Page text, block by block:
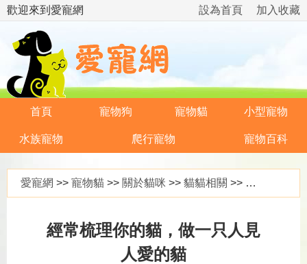
歡迎來到愛寵網 加入收藏
設為首頁
首頁 寵物狗 寵物貓 小型寵物
水族寵物 爬行寵物 寵物百科
愛寵網 >> 寵物貓 >> 關於貓咪 >> 貓貓相關 >> 經常梳理你的貓，做一只人見人愛的貓
經常梳理你的貓，做一只人見
人愛的貓